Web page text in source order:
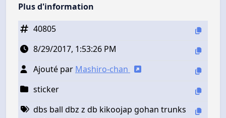
Plus d'information
40805
8/29/2017, 1:53:26 PM
Ajouté par Mashiro-chan
sticker
dbs ball dbz z db kikoojap gohan trunks